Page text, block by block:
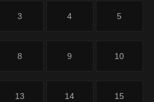
3 4 5
8 9 10
13 14 15